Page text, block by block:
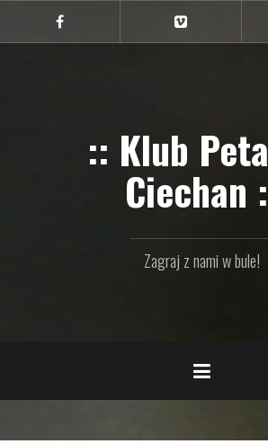
treści
Ciechan
na
na
:: Klub
Ciechan
Zagraj z nami w bule!